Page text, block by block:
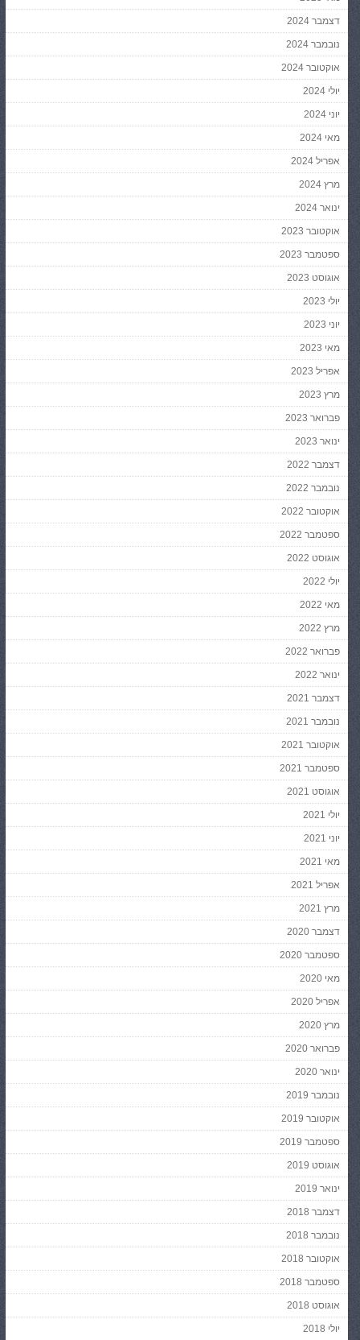
דצמבר 2024
נובמבר 2024
אוקטובר 2024
יולי 2024
יוני 2024
מאי 2024
אפריל 2024
מרץ 2024
ינואר 2024
אוקטובר 2023
ספטמבר 2023
אוגוסט 2023
יולי 2023
יוני 2023
מאי 2023
אפריל 2023
מרץ 2023
פברואר 2023
ינואר 2023
דצמבר 2022
נובמבר 2022
אוקטובר 2022
ספטמבר 2022
אוגוסט 2022
יולי 2022
מאי 2022
מרץ 2022
פברואר 2022
ינואר 2022
דצמבר 2021
נובמבר 2021
אוקטובר 2021
ספטמבר 2021
אוגוסט 2021
יולי 2021
יוני 2021
מאי 2021
אפריל 2021
מרץ 2021
דצמבר 2020
ספטמבר 2020
מאי 2020
אפריל 2020
מרץ 2020
פברואר 2020
ינואר 2020
נובמבר 2019
אוקטובר 2019
ספטמבר 2019
אוגוסט 2019
ינואר 2019
דצמבר 2018
נובמבר 2018
אוקטובר 2018
ספטמבר 2018
אוגוסט 2018
יולי 2018